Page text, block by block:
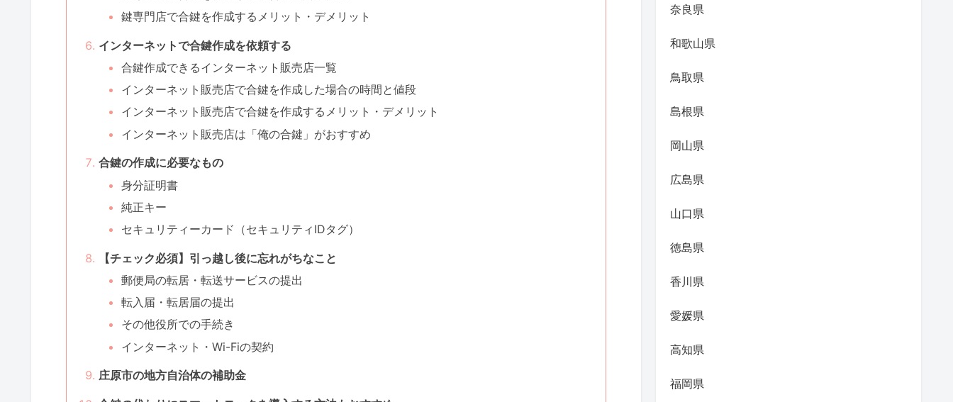
鍵専門店で合鍵を作成するメリット・デメリット
インターネットで合鍵作成を依頼する
合鍵作成できるインターネット販売店一覧
インターネット販売店で合鍵を作成した場合の時間と値段
インターネット販売店で合鍵を作成するメリット・デメリット
インターネット販売店は「俺の合鍵」がおすすめ
合鍵の作成に必要なもの
身分証明書
純正キー
セキュリティーカード（セキュリティIDタグ）
【チェック必須】引っ越し後に忘れがちなこと
郵便局の転居・転送サービスの提出
転入届・転居届の提出
その他役所での手続き
インターネット・Wi-Fiの契約
庄原市の地方自治体の補助金
奈良県
和歌山県
鳥取県
島根県
岡山県
広島県
山口県
徳島県
香川県
愛媛県
高知県
福岡県